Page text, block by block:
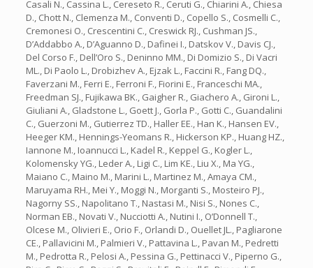
Casali N., Cassina L., Cereseto R., Ceruti G., Chiarini A., Chiesa
D., Chott N., Clemenza M., Conventi D., Copello S., Cosmelli C.,
Cremonesi O., Crescentini C., Creswick RJ., Cushman JS.,
D’Addabbo A., D’Aguanno D., Dafinei I., Datskov V., Davis CJ.,
Del Corso F., Dell’Oro S., Deninno MM., Di Domizio S., Di Vacri
ML., Di Paolo L., Drobizhev A., Ejzak L., Faccini R., Fang DQ.,
Faverzani M., Ferri E., Ferroni F., Fiorini E., Franceschi MA.,
Freedman SJ., Fujikawa BK., Gaigher R., Giachero A., Gironi L.,
Giuliani A., Gladstone L., Goett J., Gorla P., Gotti C., Guandalini
C., Guerzoni M., Gutierrez TD., Haller EE., Han K., Hansen EV.,
Heeger KM., Hennings-Yeomans R., Hickerson KP., Huang HZ.,
Iannone M., Ioannucci L., Kadel R., Keppel G., Kogler L.,
Kolomensky YG., Leder A., Ligi C., Lim KE., Liu X., Ma YG.,
Maiano C., Maino M., Marini L., Martinez M., Amaya CM.,
Maruyama RH., Mei Y., Moggi N., Morganti S., Mosteiro PJ.,
Nagorny SS., Napolitano T., Nastasi M., Nisi S., Nones C.,
Norman EB., Novati V., Nucciotti A., Nutini I., O’Donnell T.,
Olcese M., Olivieri E., Orio F., Orlandi D., Ouellet JL., Pagliarone
CE., Pallavicini M., Palmieri V., Pattavina L., Pavan M., Pedretti
M., Pedrotta R., Pelosi A., Pessina G., Pettinacci V., Piperno G.,